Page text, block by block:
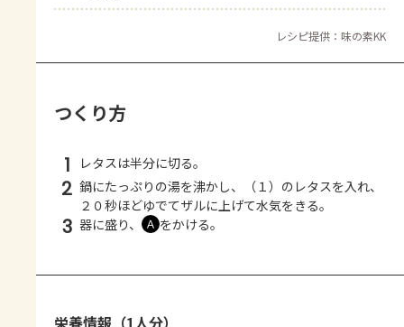
レシピ提供：味の素KK
つくり方
1 レタスは半分に切る。
2 鍋にたっぷりの湯を沸かし、（１）のレタスを入れ、
２０秒ほどゆでてザルに上げて水気をきる。
3 器に盛り、 Ａ をかける。